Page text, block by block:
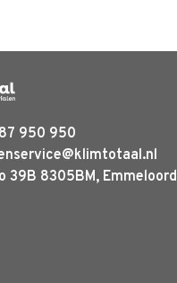
950 950
39B 8305BM, Emmeloord